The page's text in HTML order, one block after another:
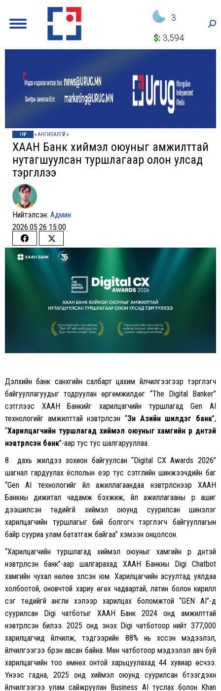
3
$: 3,594
НҮҮР » АНГИЛАЛГҮЙ »
ХААН Банк хиймэл оюуныг амжилттай
нутагшуулсан туршлагаар олон улсад
тэргүүллээ
Нийтэлсэн: Админ
2026.05.26 15:00
Share
on
Share
on
Twitter
Дэлхийн банк санхүүгийн салбарт цахим үйлчилгээгээр тэргүүлэгч
байгууллагуудыг тодруулан өргөмжилдөг “The Digital Banker”
сэтгүүлээс ХААН Банкийг харилцагчийн туршлагад Gen AI
технологийг амжилттай нэвтрүүлсэн “Зүүн Азийн шилдэг банк”,
“Харилцагчийн туршлагад хиймэл оюуныг хамгийн үр дүнтэй
нэвтрүүлсэн банк”-аар тус тус шалгарууллаа.
8 дахь жилдээ зохион байгуулсан “Digital CX Awards 2026”
шагнал гардуулах ёслолын үеэр тус сэтгүүлийн шинжээчдийн баг
“Gen AI технологийг үйл ажиллагаандаа нэвтрүүлснээр ХААН
Банкны дижитал чадамж бэхжиж, үйл ажиллагааны үр ашиг
дээшилсэн төдийгүй хиймэл оюунд суурилсан шинэлэг
харилцагчийн туршлагыг бий болгогч тэргүүлэгч байгууллагын
байр сууриа улам бататгаж байгаа” хэмээн онцолсон.
“Харилцагчийн туршлагад хиймэл оюуныг хамгийн үр дүнтэй
нэвтрүүлсэн банк”-аар шалгарахад ХААН Банкны Digi Chatbot
хамгийн чухал нөлөө үзүүлсэн юм. Харилцагчийн асуултад уялдаа
холбоотой, оновчтой хариу өгөх чадвартай, латин болон кирилл
үсэг төдийгүй англи хэлээр харилцах боломжтой “GEN AI”-д
суурилсан Digi чатботыг ХААН Банк 2024 онд амжилттай
нэвтрүүлсэн билээ. 2025 онд энэхүү Digi чатботоор нийт 377,000
харилцагчид үйлчилж, тэдгээрийн 88% нь хүссэн мэдээлэл,
үйлчилгээгээ бүрэн авсан байна. Мөн чатботоор мэдээлэл авч буй
харилцагчийн тоо өмнөх онтой харьцуулахад 44 хувиар өсчээ.
Үүнээс гадна, 2025 онд хиймэл оюунд суурилсан бүтээгдэхүүн
үйлчилгээгээ улам сайжруулан Business AI туслах болон Khan